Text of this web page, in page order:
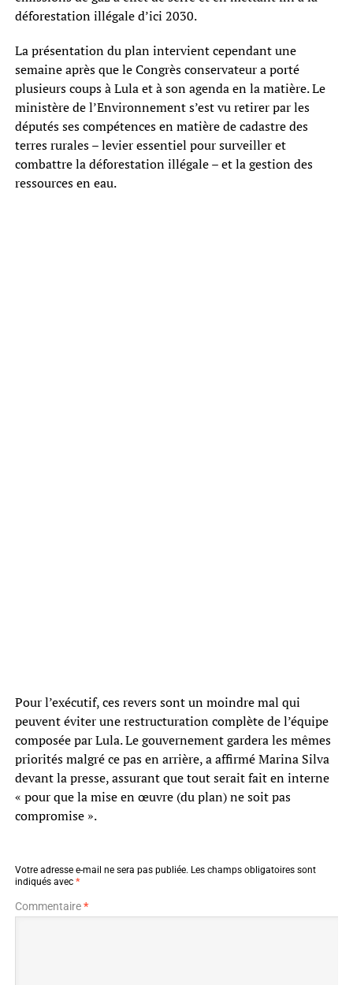
déforestation illégale d’ici 2030.
La présentation du plan intervient cependant une
semaine après que le Congrès conservateur a porté
plusieurs coups à Lula et à son agenda en la matière. Le
ministère de l’Environnement s’est vu retirer par les
députés ses compétences en matière de cadastre des
terres rurales – levier essentiel pour surveiller et
combattre la déforestation illégale – et la gestion des
ressources en eau.
Pour l’exécutif, ces revers sont un moindre mal qui
peuvent éviter une restructuration complète de l’équipe
composée par Lula. Le gouvernement gardera les mêmes
priorités malgré ce pas en arrière, a affirmé Marina Silva
devant la presse, assurant que tout serait fait en interne
« pour que la mise en œuvre (du plan) ne soit pas
compromise ».
Votre adresse e-mail ne sera pas publiée. Les champs obligatoires sont
indiqués avec *
Commentaire*